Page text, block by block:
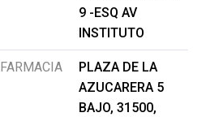
9 -ESQ AV
INSTITUTO
FARMACIA
PLAZA DE LA
AZUCARERA 5
BAJO, 31500,